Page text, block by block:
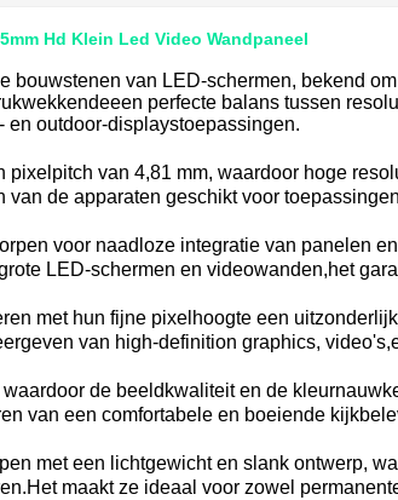
Hd Klein Led Video Wandpaneel
bouwstenen van LED-schermen, bekend
een perfecte balans tussen
en outdoor-displaystoepassingen.
van 4,81 mm, waardoor hoge
de apparaten geschikt voor
voor naadloze integratie van panelen
LED-schermen en videowanden,het
met hun fijne pixelhoogte een
van high-definition graphics,
de beeldkwaliteit en de
van een comfortabele en boeiende
met een lichtgewicht en slank ontwerp,
maakt ze ideaal voor zowel